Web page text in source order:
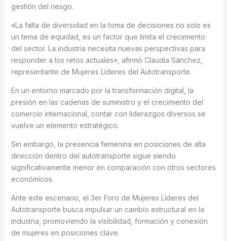
gestión del riesgo.
«La falta de diversidad en la toma de decisiones no solo es
un tema de equidad, es un factor que limita el crecimiento
del sector. La industria necesita nuevas perspectivas para
responder a los retos actuales», afirmó Claudia Sánchez,
representante de Mujeres Líderes del Autotransporte.
En un entorno marcado por la transformación digital, la
presión en las cadenas de suministro y el crecimiento del
comercio internacional, contar con liderazgos diversos se
vuelve un elemento estratégico.
Sin embargo, la presencia femenina en posiciones de alta
dirección dentro del autotransporte sigue siendo
significativamente menor en comparación con otros sectores
económicos.
Ante este escenario, el 3er Foro de Mujeres Líderes del
Autotransporte busca impulsar un cambio estructural en la
industria, promoviendo la visibilidad, formación y conexión
de mujeres en posiciones clave.